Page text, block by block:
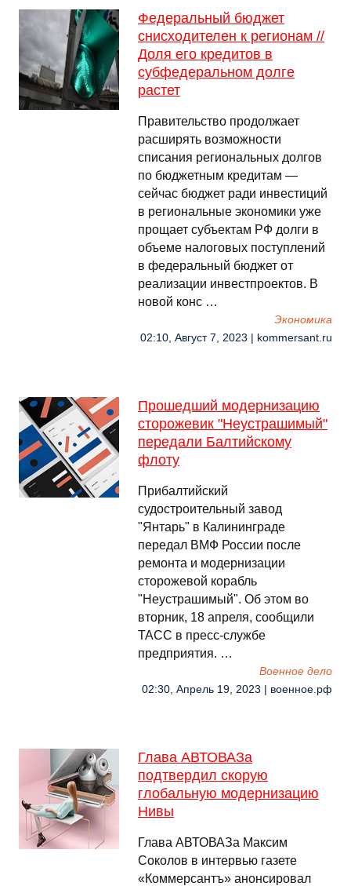
Федеральный бюджет
снисходителен к регионам //
Доля его кредитов в
субфедеральном долге
растет
Правительство продолжает
расширять возможности
списания региональных долгов
по бюджетным кредитам —
сейчас бюджет ради инвестиций
в региональные экономики уже
прощает субъектам РФ долги в
объеме налоговых поступлений
в федеральный бюджет от
реализации инвестпроектов. В
новой конс …
Экономика
02:10, Август 7, 2023 | kommersant.ru
Прошедший модернизацию
сторожевик "Неустрашимый"
передали Балтийскому
флоту
Прибалтийский
судостроительный завод
"Янтарь" в Калининграде
передал ВМФ России после
ремонта и модернизации
сторожевой корабль
"Неустрашимый". Об этом во
вторник, 18 апреля, сообщили
ТАСС в пресс-службе
предприятия. …
Военное дело
02:30, Апрель 19, 2023 | военное.рф
Глава АВТОВАЗа
подтвердил скорую
глобальную модернизацию
Нивы
Глава АВТОВАЗа Максим
Соколов в интервью газете
«Коммерсантъ» анонсировал